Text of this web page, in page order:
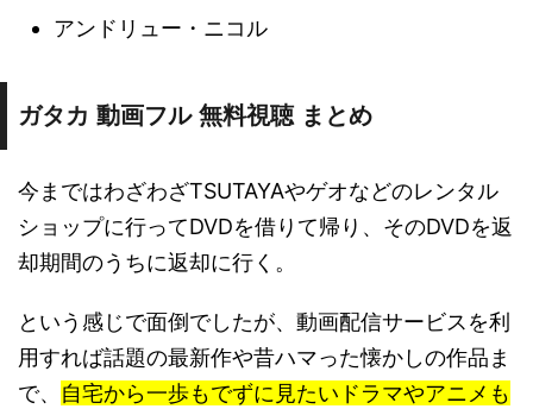
アンドリュー・ニコル
ガタカ 動画フル 無料視聴 まとめ
今まではわざわざTSUTAYAやゲオなどのレンタル
ショップに行ってDVDを借りて帰り、そのDVDを返
却期間のうちに返却に行く。
という感じで面倒でしたが、動画配信サービスを利
用すれば話題の最新作や昔ハマった懐かしの作品ま
で、 自宅から一歩もでずに見たいドラマやアニメも